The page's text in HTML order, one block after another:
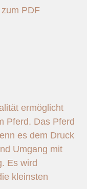
PDF
ermöglicht
Pferd. Das Pferd
es dem Druck
Umgang mit
Es wird
kleinsten